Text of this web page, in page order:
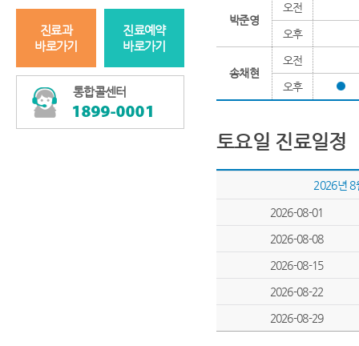
진료과
바로가기
진료예약
바로가기
통합콜센터
박준영
오전
오후
송채현
오전
오후
토요일 진료일정
2026년 8
2026-08-01
2026-08-08
2026-08-15
2026-08-22
2026-08-29